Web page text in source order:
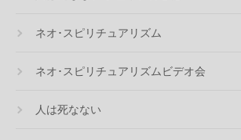
ネオ･スピリチュアリズム
ネオ･スピリチュアリズムビデオ会
人は死なない